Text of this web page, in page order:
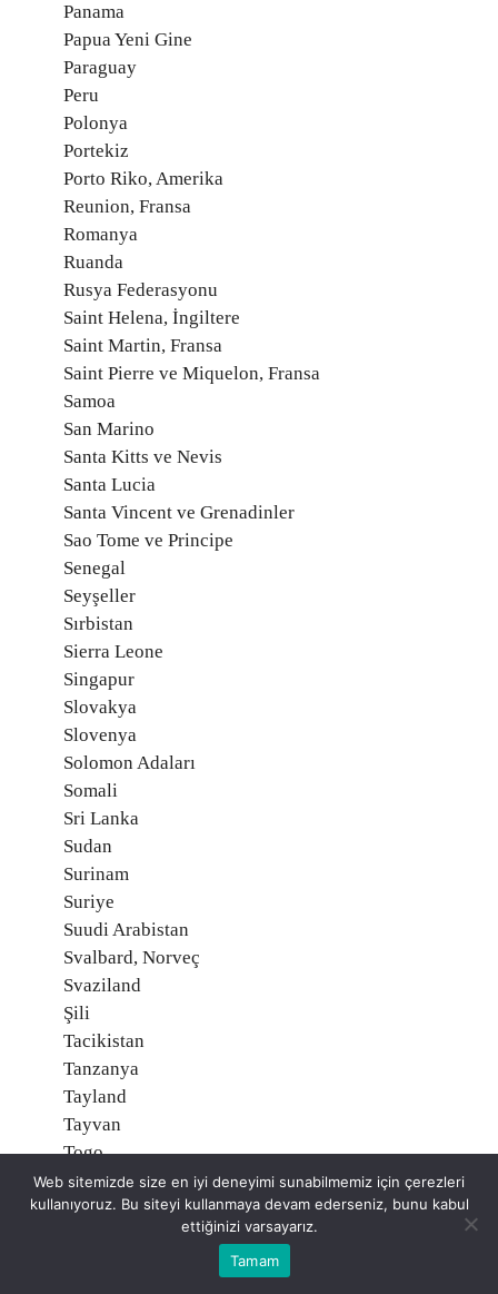
Panama
Papua Yeni Gine
Paraguay
Peru
Polonya
Portekiz
Porto Riko, Amerika
Reunion, Fransa
Romanya
Ruanda
Rusya Federasyonu
Saint Helena, İngiltere
Saint Martin, Fransa
Saint Pierre ve Miquelon, Fransa
Samoa
San Marino
Santa Kitts ve Nevis
Santa Lucia
Santa Vincent ve Grenadinler
Sao Tome ve Principe
Senegal
Seyşeller
Sırbistan
Sierra Leone
Singapur
Slovakya
Slovenya
Solomon Adaları
Somali
Sri Lanka
Sudan
Surinam
Suriye
Suudi Arabistan
Svalbard, Norveç
Svaziland
Şili
Tacikistan
Tanzanya
Tayland
Tayvan
Togo
Tonga
Trinidad ve Tobago
Turks ve Caicos Adaları, İngiltere
Web sitemizde size en iyi deneyimi sunabilmemiz için çerezleri
kullanıyoruz. Bu siteyi kullanmaya devam ederseniz, bunu kabul
ettiğinizi varsayarız.
Tamam